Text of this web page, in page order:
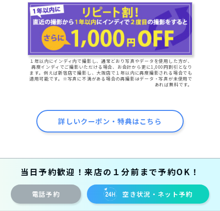
１年以内にインディ内で撮影し、通常どおり写真やデータを使用した方が、
再度インディでご撮影いただける場合、お会計から更に1,000円割引となり
ます。例えば新宿店で撮影し、大阪店で１年以内に再度撮影される場合でも
適用可能です。※写真に不満がある場合の再撮影はデータ・写真が未使用で
あれば無料です。
詳しいクーポン・特典はこちら
当日予約歓迎！来店の１分前まで予約OK！
電話予約 空き状況・ネット予約